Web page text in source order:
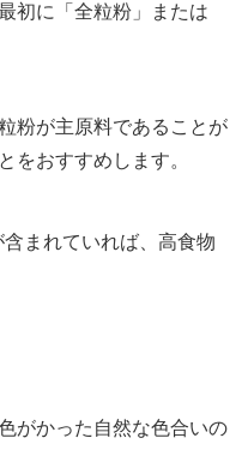
初に「全粒粉」または
粉が主原料であることが
をおすすめします。
まれていれば、高食物
がかった自然な色合いの